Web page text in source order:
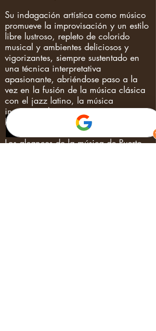
Su indagación artística como músico
promueve la improvisación y un estilo
libre lustroso, repleto de colorido
musical y ambientes deliciosos y
vigorizantes, siempre sustentado en
una técnica interpretativa
apasionante, abriéndose paso a la
vez en la fusión de la música clásica
con el jazz latino, la música
instrumental y música
latinoamericana.
Los alcances de la música de Puerto,